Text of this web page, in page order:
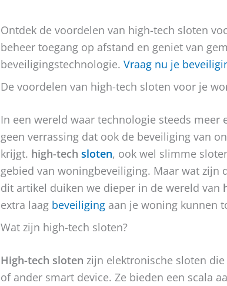
Ontdek de voordelen van high-tech sloten
beheer toegang op afstand en geniet van
beveiligingstechnologie. Vraag nu je
De voordelen van high-tech sloten voor je
In een wereld waar technologie steeds
geen verrassing dat ook de beveiliging van
krijgt. high-tech sloten, ook wel slimme
gebied van woningbeveiliging. Maar wat zijn
dit artikel duiken we dieper in de wereld van
extra laag beveiliging aan je woning kunnen
Wat zijn high-tech sloten?
High-tech sloten zijn elektronische sloten
of ander smart device. Ze bieden een scala